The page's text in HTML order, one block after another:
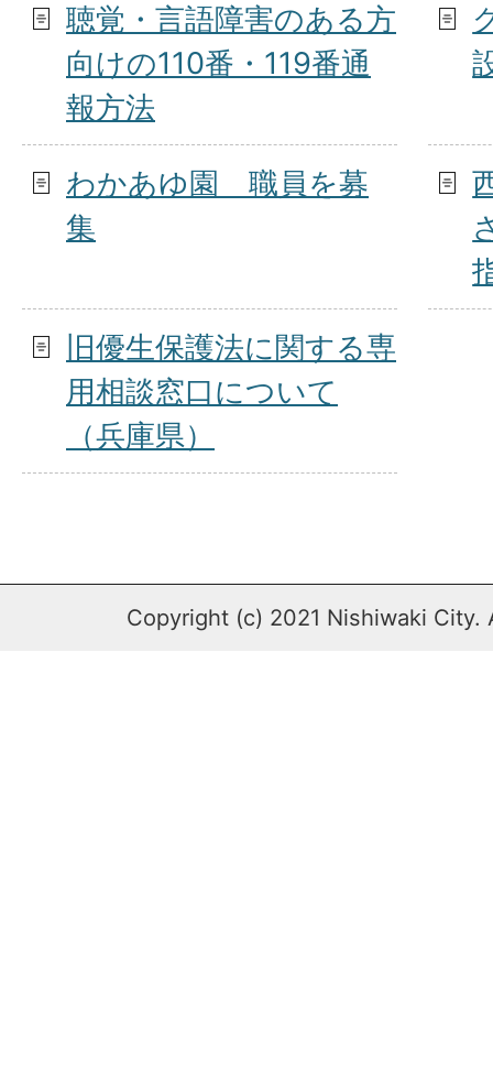
聴覚・言語障害のある方
向けの110番・119番通
報方法
わかあゆ園 職員を募
集
旧優生保護法に関する専
用相談窓口について
（兵庫県）
Copyright (c) 2021 Nishiwaki City.